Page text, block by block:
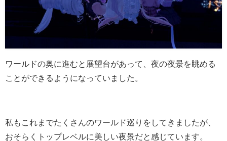
ワールドの奥に進むと展望台があって、夜の夜景を眺める
ことができるようになっていました。
私もこれまでたくさんのワールド巡りをしてきましたが、
おそらくトップレベルに美しい夜景だと感じています。